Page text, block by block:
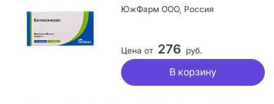
ЮжФарм ООО, Россия
Цена от 276 руб.
В корзину